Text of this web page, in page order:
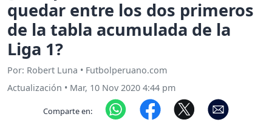
quedar entre los dos primeros
de la tabla acumulada de la
Liga 1?
Por: Robert Luna • Futbolperuano.com
Actualización • Mar, 10 Nov 2020 4:44 pm
Comparte en: